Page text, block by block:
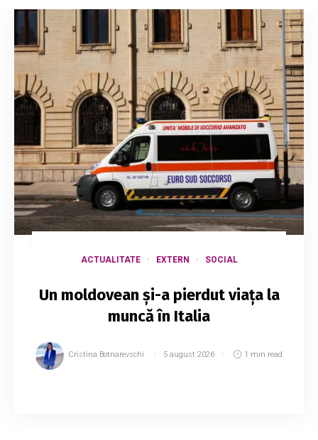
ACTUALITATE EXTERN SOCIAL
Un moldovean și-a pierdut viața la
muncă în Italia
Cristina Botnarevschi 5 august 2026 1 min read